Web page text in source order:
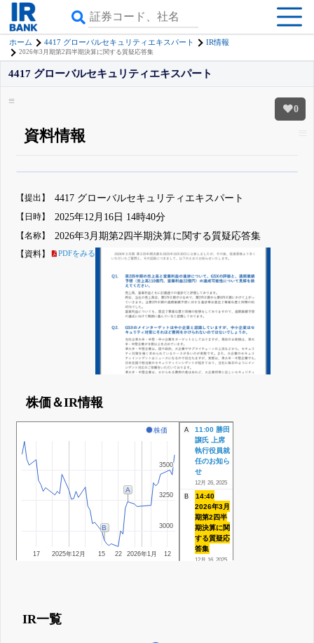
ホーム 4417 グローバルセキュリティエキスパート IR情報
2026年3月期第2四半期決算に関する質疑応答集
0
4417 グローバルセキュリティエキスパート
資料情報
詳しく見られる無料でβ版をはじめる
登録すると永久30%OFFと米株版の先行利用も付きます
【提出】 4417 グローバルセキュリティエキスパート
【日時】 2025年12月16日 14時40分
【名称】 2026年3月期第2四半期決算に関する質疑応答集
【資料】 PDFをみる
株価＆IR情報
株価
2025年12月 2026年1月
17 15 22 12
3000
3000
3250
3250
3500
3500
B
A
A
11:00 勝田
譲氏 上席
執行役員就
任のお知ら
せ
12月 26, 2025
B
14:40
2026年3月
期第2四半
期決算に関
する質疑応
答集
12月 16, 2025
IR一覧